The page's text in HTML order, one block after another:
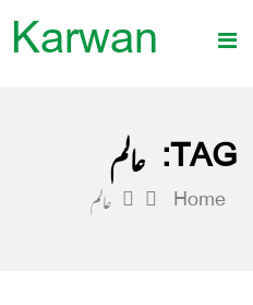
TAG: عالم
Home عالم